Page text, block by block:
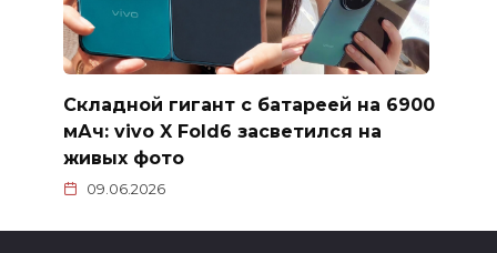
Складной гигант с батареей на 6900
мАч: vivo X Fold6 засветился на
живых фото
09.06.2026